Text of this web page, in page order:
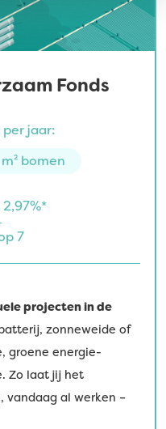
Fonds
jaar:
bomen
7
projecten in de
zonneweide of
groene energie-
Zo laat jij het
vandaag al werken –